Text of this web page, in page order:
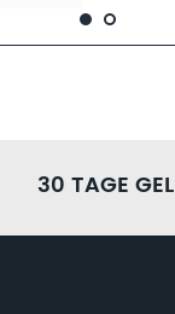
30 TAGE